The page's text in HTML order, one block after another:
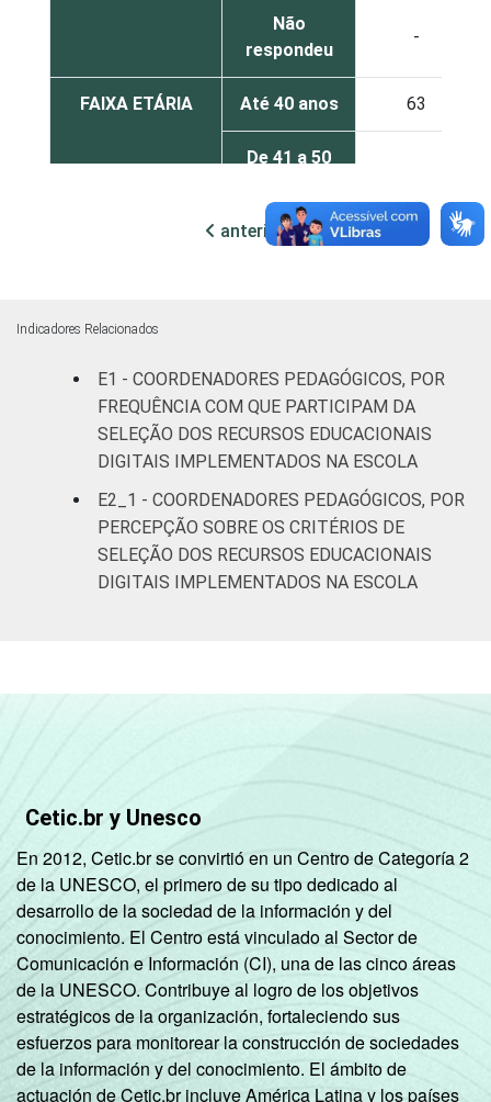
Não
respondeu
-
FAIXA ETÁRIA Até 40 anos 63
De 41 a 50
De 51 anos
56
REGIÃO
Nordeste 59
Sudeste 64
Centro-
Oeste
71
DEPENDÊNCIA
ADMINISTRATIVA
Estadual
Públicas
(Municipal,
Estadual e
Federal)
65
Particular 45
anterior próxima
Indicadores Relacionados
E1 - COORDENADORES PEDAGÓGICOS, POR
FREQUÊNCIA COM QUE PARTICIPAM DA
SELEÇÃO DOS RECURSOS EDUCACIONAIS
DIGITAIS IMPLEMENTADOS NA ESCOLA
E2_1 - COORDENADORES PEDAGÓGICOS, POR
PERCEPÇÃO SOBRE OS CRITÉRIOS DE
SELEÇÃO DOS RECURSOS EDUCACIONAIS
DIGITAIS IMPLEMENTADOS NA ESCOLA
Cetic.br y Unesco
En 2012, Cetic.br se convirtió en un Centro de Categoría 2
de la UNESCO, el primero de su tipo dedicado al
desarrollo de la sociedad de la información y del
conocimiento. El Centro está vinculado al Sector de
Comunicación e Información (CI), una de las cinco áreas
de la UNESCO. Contribuye al logro de los objetivos
estratégicos de la organización, fortaleciendo sus
esfuerzos para monitorear la construcción de sociedades
de la información y del conocimiento. El ámbito de
actuación de Cetic.br incluye América Latina y los países